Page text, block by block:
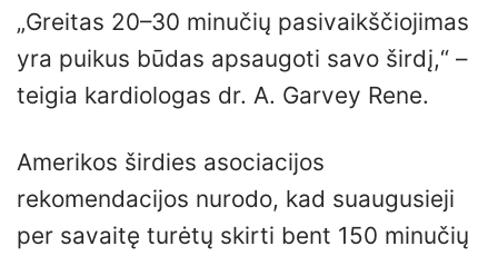
„Greitas 20–30 minučių pasivaikščiojimas
yra puikus būdas apsaugoti savo širdį,“ –
teigia kardiologas dr. A. Garvey Rene.
Amerikos širdies asociacijos
rekomendacijos nurodo, kad suaugusieji
per savaitę turėtų skirti bent 150 minučių